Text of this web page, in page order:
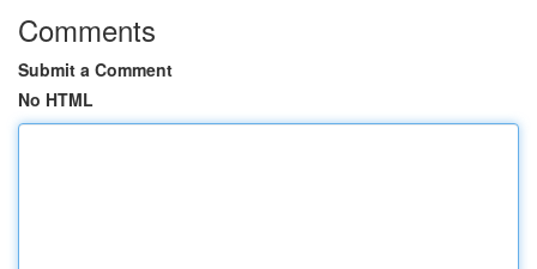
Comments
Submit a Comment
No HTML